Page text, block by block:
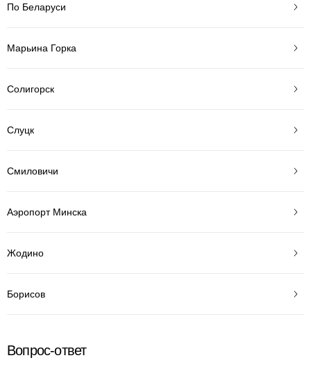
По Беларуси
Марьина Горка
Солигорск
Слуцк
Смиловичи
Аэропорт Минска
Жодино
Борисов
Вопрос-ответ